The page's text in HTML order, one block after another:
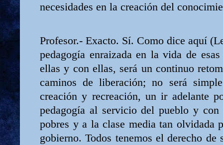
necesidades en la creación del
Profesor.- Exacto. Sí. Como dice aquí
pedagogía enraizada en la vida de
ellas y con ellas, será un continuo
caminos de liberación; no será
creación y recreación, un ir adelante
pedagogía al servicio del pueblo y
pobres y a la clase media tan olvidada
gobierno. Todos tenemos el derecho de